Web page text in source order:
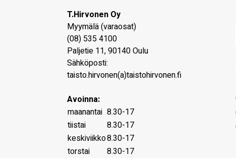
T.Hirvonen Oy
Myymälä (varaosat)
(08) 535 4100
Paljetie 11,90140Oulu
Sähköposti:
taisto.hirvonen(a)taistohirvonen.fi
Avoinna:
maanantai 8.30-17
tiistai
8.30-17
keskiviikko8.30-17
torstai
8.30-17